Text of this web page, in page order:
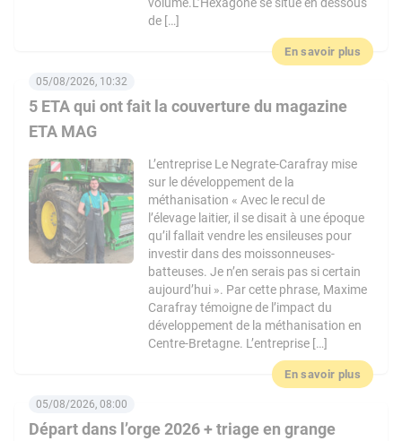
de […]
En savoir plus
5 ETA qui ont fait la couverture du magazine
ETA MAG
05/08/2026, 10:32
L’entreprise Le Negrate-Carafray mise
sur le développement de la
méthanisation « Avec le recul de
l’élevage laitier, il se disait à une époque
qu’il fallait vendre les ensileuses pour
investir dans des moissonneuses-
batteuses. Je n’en serais pas si certain
aujourd’hui ». Par cette phrase, Maxime
Carafray témoigne de l’impact du
développement de la méthanisation en
Centre-Bretagne. L’entreprise […]
En savoir plus
Départ dans l’orge 2026 + triage en grange
05/08/2026, 08:00